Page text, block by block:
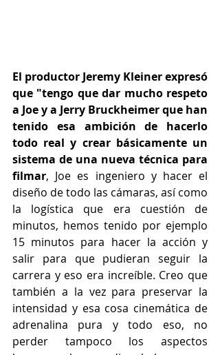
El productor Jeremy Kleiner expresó
que "tengo que dar mucho respeto
a Joe y a Jerry Bruckheimer que han
tenido esa ambición de hacerlo
todo real y crear básicamente un
sistema de una nueva técnica para
filmar, Joe es ingeniero y hacer el
diseño de todo las cámaras, así como
la logística que era cuestión de
minutos, hemos tenido por ejemplo
15 minutos para hacer la acción y
salir para que pudieran seguir la
carrera y eso era increíble. Creo que
también a la vez para preservar la
intensidad y esa cosa cinemática de
adrenalina pura y todo eso, no
perder tampoco los aspectos